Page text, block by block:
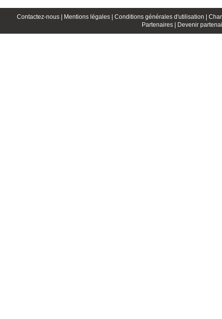
Contactez-nous | Mentions légales | Conditions générales d'utilisation |
Partenaires |
Devenir